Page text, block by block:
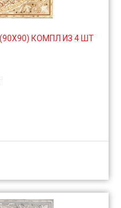
КОМПЛ ИЗ 4 ШТ